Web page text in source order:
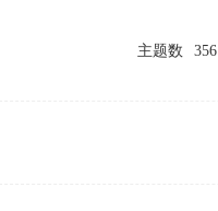
主题数 356